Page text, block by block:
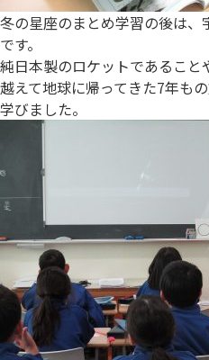
冬の星座のまとめ学習の後は
です。
純日本製のロケットであること
越えて地球に帰ってきた7年も
学びました。